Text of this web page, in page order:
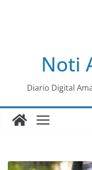
al
Noti
Diario Digital